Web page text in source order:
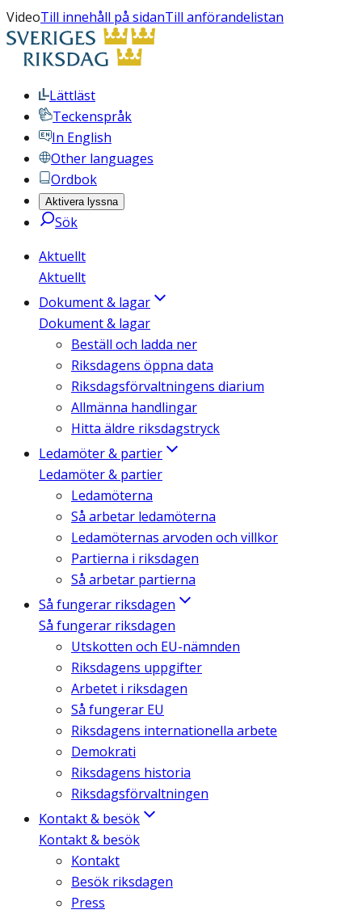
VideoTill innehåll på sidanTill anförandelistan
Lättläst
Teckenspråk
In English
Other languages
Ordbok
Aktivera lyssna
Sök
Aktuellt
Aktuellt
Dokument & lagar
Dokument & lagar
Beställ och ladda ner
Riksdagens öppna data
Riksdagsförvaltningens diarium
Allmänna handlingar
Hitta äldre riksdagstryck
Ledamöter & partier
Ledamöter & partier
Ledamöterna
Så arbetar ledamöterna
Ledamöternas arvoden och villkor
Partierna i riksdagen
Så arbetar partierna
Så fungerar riksdagen
Så fungerar riksdagen
Utskotten och EU-nämnden
Riksdagens uppgifter
Arbetet i riksdagen
Så fungerar EU
Riksdagens internationella arbete
Demokrati
Riksdagens historia
Riksdagsförvaltningen
Kontakt & besök
Kontakt & besök
Kontakt
Besök riksdagen
Press